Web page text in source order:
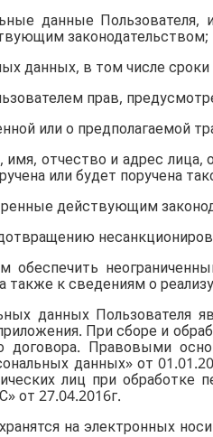
данные Пользователя,
законодательством;
данных, в том числе сроки
прав,
или о предполагаемой
отчество и адрес
или будет поручена
действующим
обеспечить
также к сведениям о
данных Пользователя
При сборе и
договора. Правовыми
данных» от
лиц при
от 27.04.2016г.
на электронных